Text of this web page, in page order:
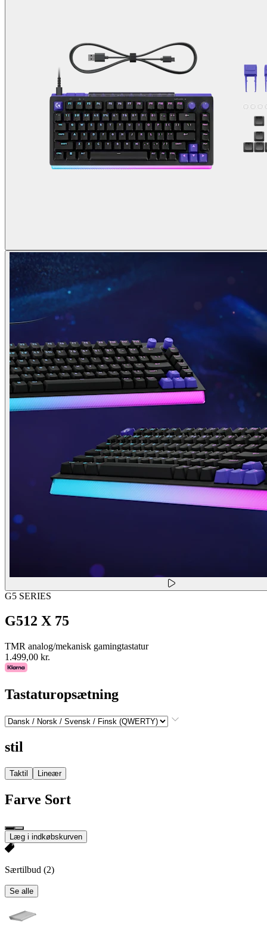
G5 SERIES
G512 X 75
TMR analog/mekanisk gamingtastatur
1.499,00 kr.
Tastaturopsætning
stil
Taktil Lineær
Farve Sort
Læg i indkøbskurven
Særtilbud (2)
Se alle